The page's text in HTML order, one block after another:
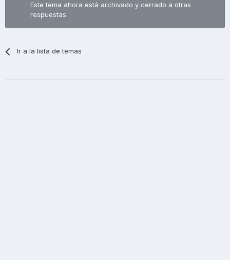
Este tema ahora está archivado y cerrado a otras
respuestas.
Ir a la lista de temas